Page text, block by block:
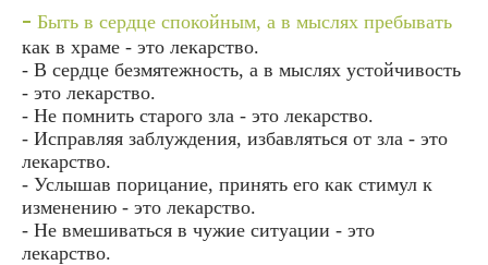
- Быть в сердце спокойным, а в мыслях пребывать
как в храме - это лекарство.
- В сердце безмятежность, а в мыслях устойчивость
- это лекарство.
- Не помнить старого зла - это лекарство.
- Исправляя заблуждения, избавляться от зла - это
лекарство.
- Услышав порицание, принять его как стимул к
изменению - это лекарство.
- Не вмешиваться в чужие ситуации - это
лекарство.